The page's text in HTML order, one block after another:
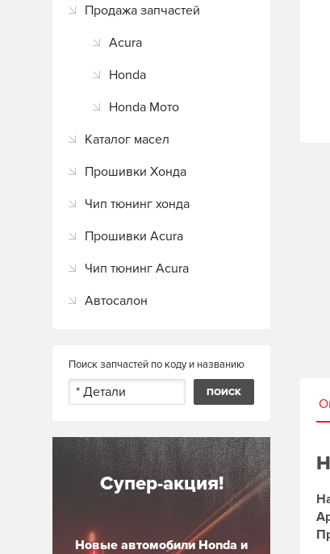
Продажа запчастей
Acura
Honda
Honda Мото
Каталог масел
Прошивки Хонда
Чип тюнинг хонда
Прошивки Acura
Чип тюнинг Acura
Автосалон
Поиск запчастей по коду и названию
Супер-акция!
Новые автомобили Honda и